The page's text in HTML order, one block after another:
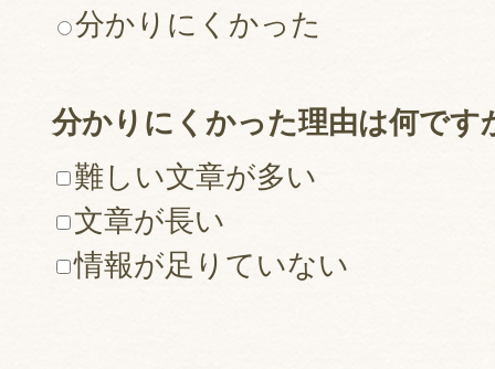
分かりにくかった
分かりにくかった理由は何です
難しい文章が多い
文章が長い
情報が足りていない